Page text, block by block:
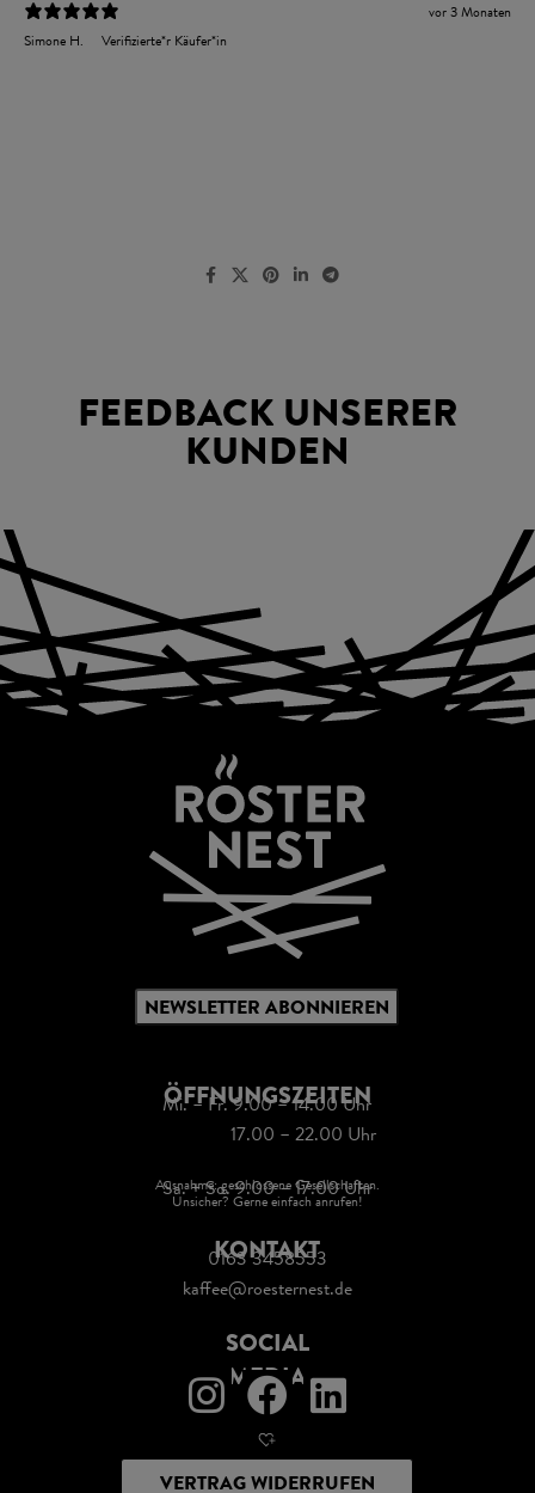
vor 3 Monaten
Simone H.
Verifizierte*r Käufer*in
FEEDBACK UNSERER
KUNDEN
NEWSLETTER ABONNIEREN
ÖFFNUNGSZEITEN
Mi. – Fr. 9.00 – 14.00 Uhr
17.00 – 22.00 Uhr
Sa. + So. 9.00 – 17.00 Uhr
Ausnahme: geschlossene Gesellschaften.
Unsicher? Gerne einfach anrufen!
KONTAKT
0163 3458553
kaffee@roesternest.de
SOCIAL
MEDIA
VERTRAG WIDERRUFEN